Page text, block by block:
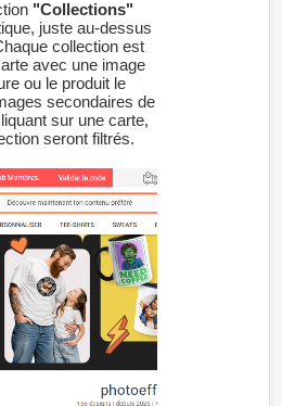
"Collections"
juste au-dessus
collection est
avec une image
ou le produit le
secondaires de
sur une carte,
seront filtrés.